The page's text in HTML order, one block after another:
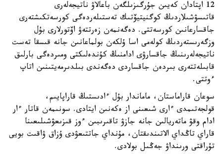
12 اپتادان كەيىن جۇرگىزىلگەن باعالاۋ ناتيجەلەرى
قاتىسۋشىلاردىڭ كوگنيتيۆتىك تەستىلەردەگى كورسەتكىشتەرى
جاقسارعانىن كورسەتتى. دەگەنمەن زەرتتەۋ اۆتورلارى بۇل
وزگەرىستەردىڭ كولەمى اسا ۇلكەن بولماعانىن جانە قىسقا تەست
ناتيجەلەرىنىڭ جاقسارۋى ادامنىڭ كۇندەلىكتى ومىردەگى بارلىق
قابىلەتتەرى بىردەن جاقساردى دەگەندى بىلدىرمەيتىنىن اتاپ
ءوتتى.
سوعان قاراماستان، ماماندار بۇل ءادىستىڭ قاراپايىم،
قولجەتىمدى ءارى شىعىنى از ەكەنىن ايتادى. سونىمەن قاتار ءار
ادام وقۋ ماتەريالىن جانە جازۋ تاقىرىبىن ءوز قىزىعۋشىلىعىنا
قاراي تاڭداي الاتىندىقتان، مۇنداي جاتتىعۋدى ۇزاق ۋاقىت بويى
تۇراقتى ورىنداۋ جەڭىل بولادى.